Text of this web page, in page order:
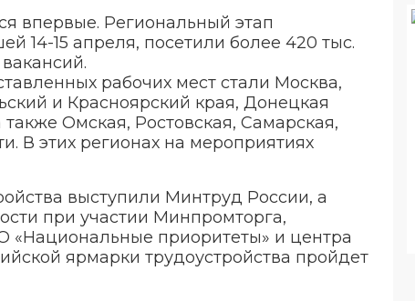
впервые. Региональный этап
14-15 апреля, посетили более 420 тыс.
рабочих мест стали Москва,
и Красноярский края, Донецкая
Омская, Ростовская, Самарская,
В этих регионах на мероприятиях
выступили Минтруд России, а
при участии Минпромторга,
приоритеты» и центра
ярмарки трудоустройства пройдет